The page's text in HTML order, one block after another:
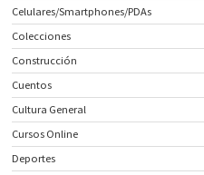
Celulares/Smartphones/PDAs
Colecciones
Construcción
Cuentos
Cultura General
Cursos Online
Deportes